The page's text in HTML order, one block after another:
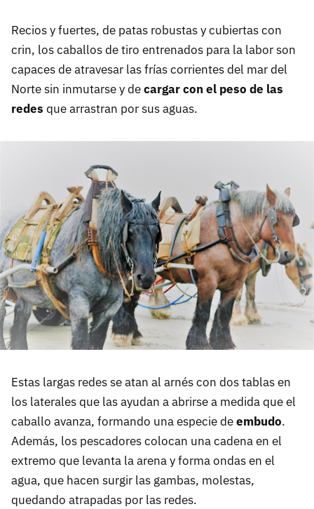
Recios y fuertes, de patas robustas y cubiertas con
crin, los caballos de tiro entrenados para la labor son
capaces de atravesar las frías corrientes del mar del
Norte sin inmutarse y decargar con el peso de las
redes que arrastran por sus aguas.
Estas largas redes se atan al arnés con dos tablas en
los laterales que las ayudan a abrirse a medida que el
caballo avanza, formando una especie deembudo.
Además, los pescadores colocan una cadena en el
extremo que levanta la arena y forma ondas en el
agua, que hacen surgir las gambas, molestas,
quedando atrapadas por las redes.